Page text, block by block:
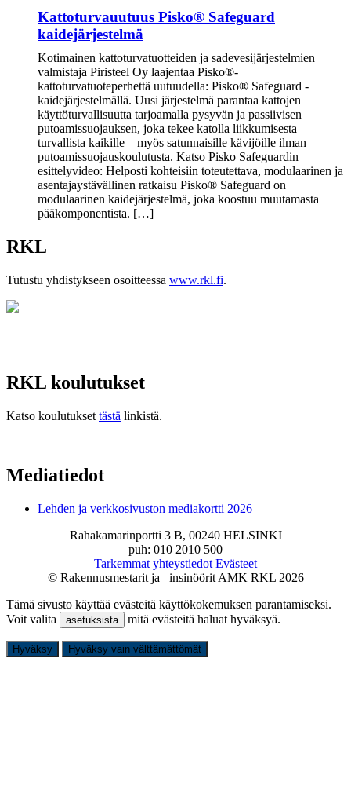
Kattoturvauutuus Pisko® Safeguard
kaidejärjestelmä
Kotimainen kattoturvatuotteiden ja sadevesijärjestelmien
valmistaja Piristeel Oy laajentaa Pisko®-
kattoturvatuoteperhettä uutuudella: Pisko® Safeguard -
kaidejärjestelmällä. Uusi järjestelmä parantaa kattojen
käyttöturvallisuutta tarjoamalla pysyvän ja passiivisen
putoamissuojauksen, joka tekee katolla liikkumisesta
turvallista kaikille – myös satunnaisille kävijöille ilman
putoamissuojauskoulutusta. Katso Pisko Safeguardin
esittelyvideo: Helposti kohteisiin toteutettava, modulaarinen ja
asentajaystävällinen ratkaisu Pisko® Safeguard on
modulaarinen kaidejärjestelmä, joka koostuu muutamasta
pääkomponentista. […]
RKL
Tutustu yhdistykseen osoitteessa www.rkl.fi.
RKL koulutukset
Katso koulutukset tästä linkistä.
Mediatiedot
Lehden ja verkkosivuston mediakortti 2026
Rahakamarinportti 3 B, 00240 HELSINKI
puh: 010 2010 500
Tarkemmat yhteystiedot Evästeet
© Rakennusmestarit ja –insinöörit AMK RKL 2026
Tämä sivusto käyttää evästeitä käyttökokemuksen parantamiseksi.
Voit valita
asetuksista mitä evästeitä haluat hyväksyä.
Hyväksy Hyväksy vain välttämättömät